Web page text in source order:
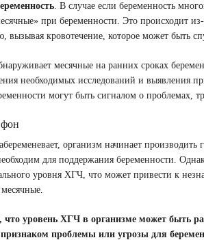
. В случае если беременность
при беременности. Это происходит
вызывая кровотечение, которое может быть
месячные на ранних сроках
необходимых исследований и выявления
могут быть сигналом о проблемах,
организм начинает производить
для поддержания беременности.
уровня ХГЧ, что может привести к
что уровень ХГЧ в организме может быть
признаком проблемы или угрозы для